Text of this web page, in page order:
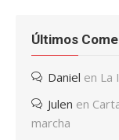
Últimos
Daniel en La
Julen en
marcha